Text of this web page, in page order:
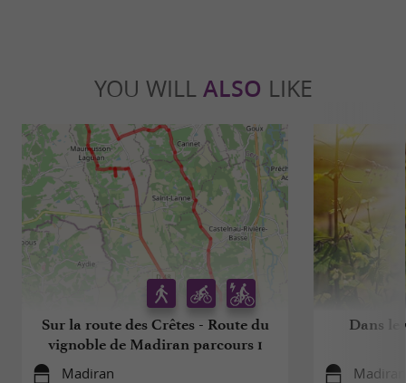
YOU WILL ALSO LIKE
Sur la route des Crêtes - Route du
vignoble de Madiran parcours 1
Madiran
Dans le
Madiran